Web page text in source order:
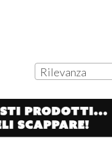
Rilevanza
Tutto
veloci,,
02-04-